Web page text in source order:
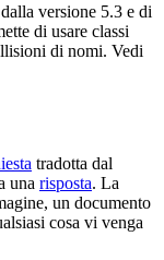
versione 5.3 e di
di usare classi
di nomi. Vedi
tradotta dal
una risposta. La
un documento
cosa vi venga